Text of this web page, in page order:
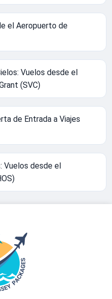
el Aeropuerto de
Vuelos desde el
(SVC)
de Entrada a Viajes
Vuelos desde el